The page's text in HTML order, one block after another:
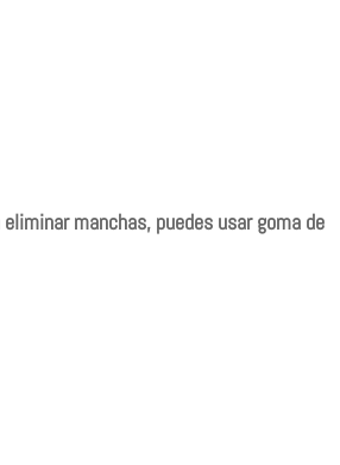
manchas, puedes usar goma de